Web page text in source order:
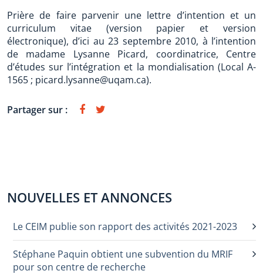
Prière de faire parvenir une lettre d’intention et un
curriculum vitae (version papier et version
électronique), d’ici au 23 septembre 2010, à l’intention
de madame Lysanne Picard, coordinatrice, Centre
d’études sur l’intégration et la mondialisation (Local A-
1565 ; picard.lysanne@uqam.ca).
Partager sur :
NOUVELLES ET ANNONCES
Le CEIM publie son rapport des activités 2021-2023
Stéphane Paquin obtient une subvention du MRIF
pour son centre de recherche